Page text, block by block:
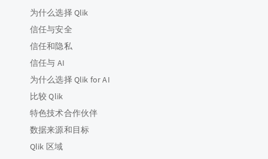
为什么选择 Qlik
信任与安全
信任和隐私
信任与 AI
为什么选择 Qlik for AI
比较 Qlik
特色技术合作伙伴
数据来源和目标
Qlik 区域